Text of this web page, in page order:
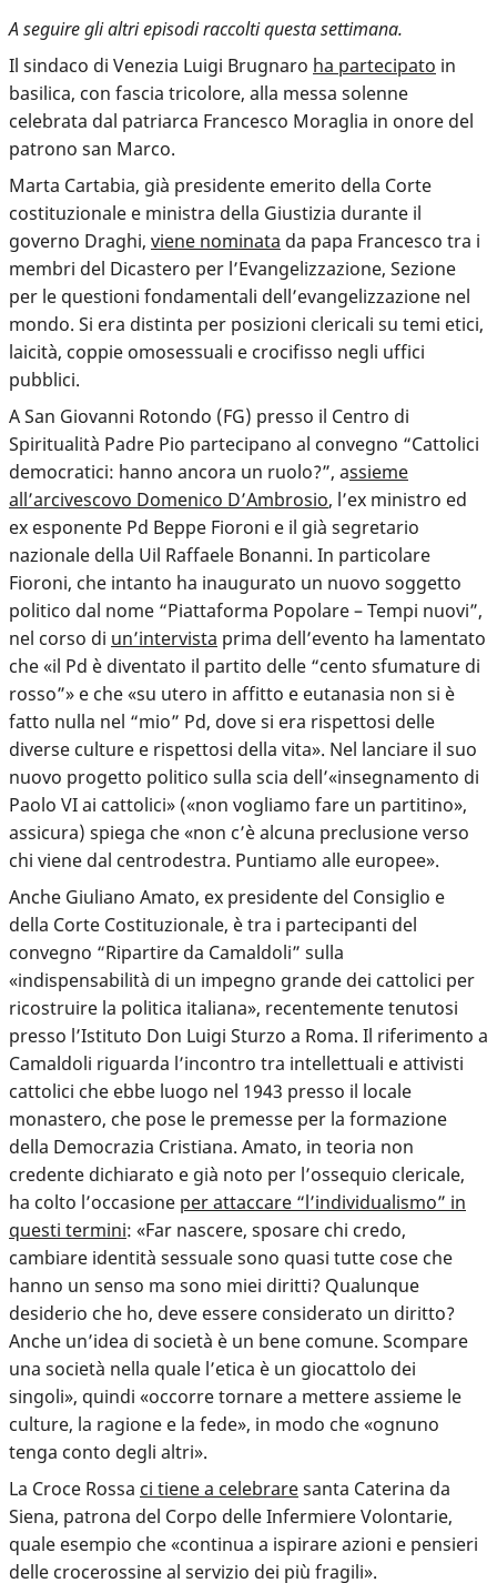
A seguire gli altri episodi raccolti questa settimana.
Il sindaco di Venezia Luigi Brugnaro ha partecipato in
basilica, con fascia tricolore, alla messa solenne
celebrata dal patriarca Francesco Moraglia in onore del
patrono san Marco.
Marta Cartabia, già presidente emerito della Corte
costituzionale e ministra della Giustizia durante il
governo Draghi, viene nominata da papa Francesco tra i
membri del Dicastero per l’Evangelizzazione, Sezione
per le questioni fondamentali dell’evangelizzazione nel
mondo. Si era distinta per posizioni clericali su temi etici,
laicità, coppie omosessuali e crocifisso negli uffici
pubblici.
A San Giovanni Rotondo (FG) presso il Centro di
Spiritualità Padre Pio partecipano al convegno “Cattolici
democratici: hanno ancora un ruolo?”, assieme
all’arcivescovo Domenico D’Ambrosio, l’ex ministro ed
ex esponente Pd Beppe Fioroni e il già segretario
nazionale della Uil Raffaele Bonanni. In particolare
Fioroni, che intanto ha inaugurato un nuovo soggetto
politico dal nome “Piattaforma Popolare – Tempi nuovi”,
nel corso di un’intervista prima dell’evento ha lamentato
che «il Pd è diventato il partito delle “cento sfumature di
rosso”» e che «su utero in affitto e eutanasia non si è
fatto nulla nel “mio” Pd, dove si era rispettosi delle
diverse culture e rispettosi della vita». Nel lanciare il suo
nuovo progetto politico sulla scia dell’«insegnamento di
Paolo VI ai cattolici» («non vogliamo fare un partitino»,
assicura) spiega che «non c’è alcuna preclusione verso
chi viene dal centrodestra. Puntiamo alle europee».
Anche Giuliano Amato, ex presidente del Consiglio e
della Corte Costituzionale, è tra i partecipanti del
convegno “Ripartire da Camaldoli” sulla
«indispensabilità di un impegno grande dei cattolici per
ricostruire la politica italiana», recentemente tenutosi
presso l’Istituto Don Luigi Sturzo a Roma. Il riferimento a
Camaldoli riguarda l’incontro tra intellettuali e attivisti
cattolici che ebbe luogo nel 1943 presso il locale
monastero, che pose le premesse per la formazione
della Democrazia Cristiana. Amato, in teoria non
credente dichiarato e già noto per l’ossequio clericale,
ha colto l’occasione per attaccare “l’individualismo” in
questi termini: «Far nascere, sposare chi credo,
cambiare identità sessuale sono quasi tutte cose che
hanno un senso ma sono miei diritti? Qualunque
desiderio che ho, deve essere considerato un diritto?
Anche un’idea di società è un bene comune. Scompare
una società nella quale l’etica è un giocattolo dei
singoli», quindi «occorre tornare a mettere assieme le
culture, la ragione e la fede», in modo che «ognuno
tenga conto degli altri».
La Croce Rossa ci tiene a celebraresanta Caterina da
Siena, patrona del Corpo delle Infermiere Volontarie,
quale esempio che «continua a ispirare azioni e pensieri
delle crocerossine al servizio dei più fragili».